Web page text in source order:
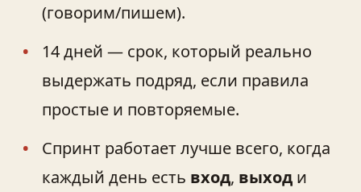
(говорим/пишем).
14 дней — срок, который реально
выдержать подряд, если правила
простые и повторяемые.
Спринт работает лучше всего, когда
каждый день есть вход, выход и